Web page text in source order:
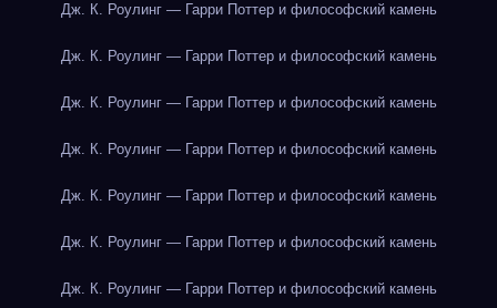
Дж. К. Роулинг — Гарри Поттер и философский камень
Дж. К. Роулинг — Гарри Поттер и философский камень
Дж. К. Роулинг — Гарри Поттер и философский камень
Дж. К. Роулинг — Гарри Поттер и философский камень
Дж. К. Роулинг — Гарри Поттер и философский камень
Дж. К. Роулинг — Гарри Поттер и философский камень
Дж. К. Роулинг — Гарри Поттер и философский камень